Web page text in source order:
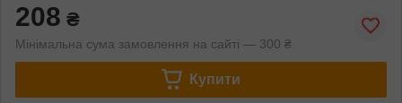
208 ₴
Мінімальна сума замовлення на сайті — 300 ₴
Купити